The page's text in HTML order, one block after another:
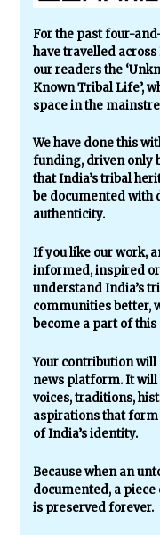
For the past four-
have travelled
our readers the
Known Tribal Life’,
space in the
We have done this
funding, driven only
that India’s tribal
be documented with
authenticity.
If you like our work,
informed, inspired
understand India’s
communities better,
become a part of this
Your contribution
news platform. It will
voices, traditions,
aspirations that
of India’s identity.
Because when an
documented, a piece
is preserved forever.